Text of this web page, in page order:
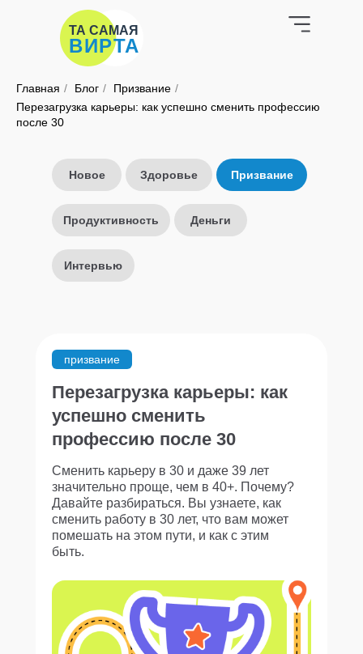
ТА САМАЯ
ВИРТА
Главная / Блог / Призвание /
Перезагрузка карьеры: как успешно сменить профессию
после 30
Новое Призвание
Продуктивность
Здоровье
Деньги
Интервью
Перезагрузка карьеры: как
успешно сменить
профессию после 30
призвание
Сменить карьеру в 30 и даже 39 лет
значительно проще, чем в 40+. Почему?
Давайте разбираться. Вы узнаете, как
сменить работу в 30 лет, что вам может
помешать на этом пути, и как с этим
быть.